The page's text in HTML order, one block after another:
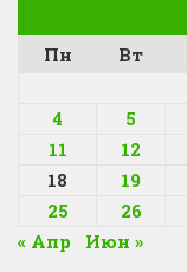
Пн
Вт
4
5
11
12
18
19
25
26
« Апр
Июн »